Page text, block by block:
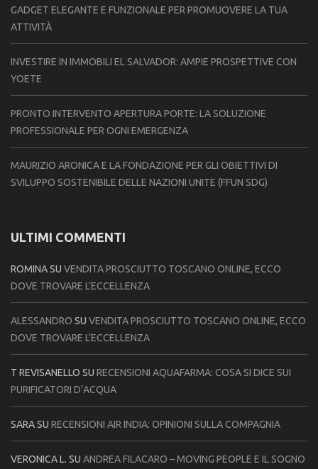
GADGET ELEGANTE E FUNZIONALE PER PROMUOVERE LA TUA
ATTIVITÀ
INVESTIRE IN IMMOBILI EL SALVADOR: AMPIE PROSPETTIVE CON
YOETE
PRONTO INTERVENTO APERTURA PORTE: LA SOLUZIONE
PROFESSIONALE PER OGNI EMERGENZA
MAURIZIO ARONICA E LA FONDAZIONE PER GLI OBIETTIVI DI
SVILUPPO SOSTENIBILE DELLE NAZIONI UNITE (FFUN SDG)
ULTIMI COMMENTI
ROMINASU VENDITA PROSCIUTTO TOSCANO ONLINE, ECCO
DOVE TROVARE L’ECCELLENZA
ALESSANDRO SU VENDITA PROSCIUTTO TOSCANO ONLINE, ECCO
DOVE TROVARE L’ECCELLENZA
T REVISANELLO SU RECENSIONI AQUAFARMA: COSA SI DICE SUI
PURIFICATORI D’ACQUA
SARASU RECENSIONI AIR INDIA: OPINIONI SULLA COMPAGNIA
VERONICA L. SU ANDREA FILACARO – MOVING PEOPLE E IL SOGNO